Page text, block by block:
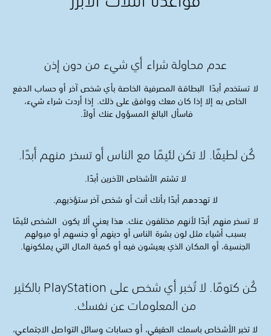
عدم محاولة شراء أي شيء من دون إذن
لا تستخدم أبدًا البطاقة المصرفية الخاصة بأي شخص آخر أو حساب الدفع
الخاص به إلا إذا كان معك ووافق على ذلك. إذا أردت شراء شيء،
فاسأل البالغ المسؤول عنك أولاً.
كُن لطيفًا. لا تكن لئيمًا مع الناس أو تسخر منهم أبدًا.
لا تشتم الأشخاص الآخرين أبدًا.
لا تهددهم أبدًا بأنك أنت أو شخص آخر ستؤذيهم.
لا تسخر منهم أبدًا لأنهم مختلفون عنك. هذا يعني ألا يكون الشخص لئيمًا
بسبب أشياء مثل لون بشرة الناس أو دينهم أو جنسهم أو ميولهم
الجنسية، أو المكان الذي يعيشون فيه أو كمية المال التي يملكونها.
كُن كتومًا. لا تُخبر أي شخص على PlayStation بالكثير
من المعلومات عن نفسك.
لا تخبر الأشخاص باسمك الحقيقي، أو حسابات وسائل التواصل الاجتماعي،